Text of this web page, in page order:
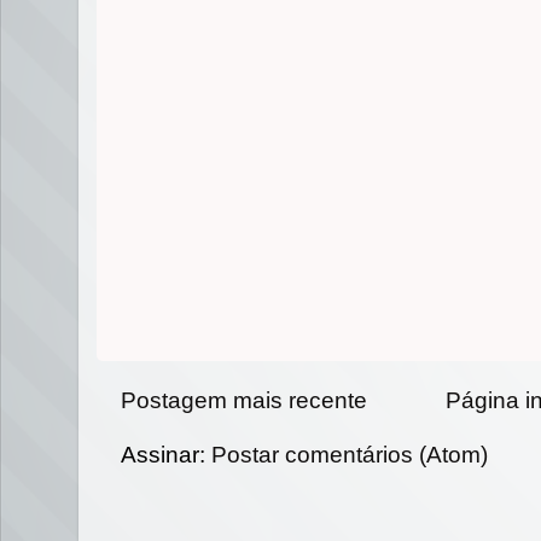
Postagem mais recente Página
Assinar: Postar comentários (Atom)